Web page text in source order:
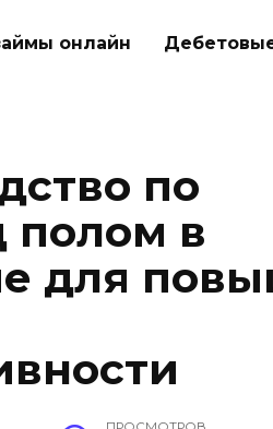
онлайн
по
полом в
для